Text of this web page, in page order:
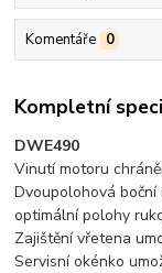
Komentáře 0
Kompletní
DWE490
Vinutí motoru
Dvoupolohová
optimální polohy
Zajištění vřetena
Servisní okénko